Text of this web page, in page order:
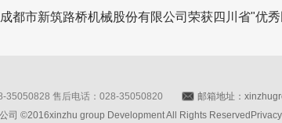
成都市新筑路桥机械股份有限公司荣获四川省"优
35050828 售后电话：028-35050820 邮箱地址：
司 ©2016xinzhu group Development All Rights